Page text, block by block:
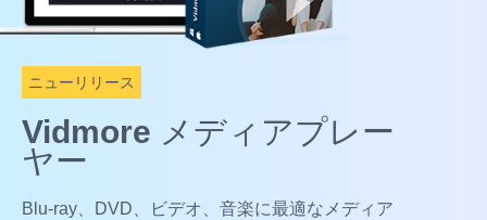
ニューリリース
Vidmore メディアプレー
ヤー
Blu-ray、DVD、ビデオ、音楽に最適なメディア